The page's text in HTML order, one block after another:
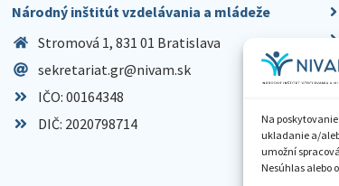
Na
ukladanie a/
umožní
Nesúhlas alebo
Národný inštitút vzdelávania a mládeže
Stromová 1, 831 01 Bratislava
sekretariat.gr@nivam.sk
IČO: 00164348
DIČ: 2020798714